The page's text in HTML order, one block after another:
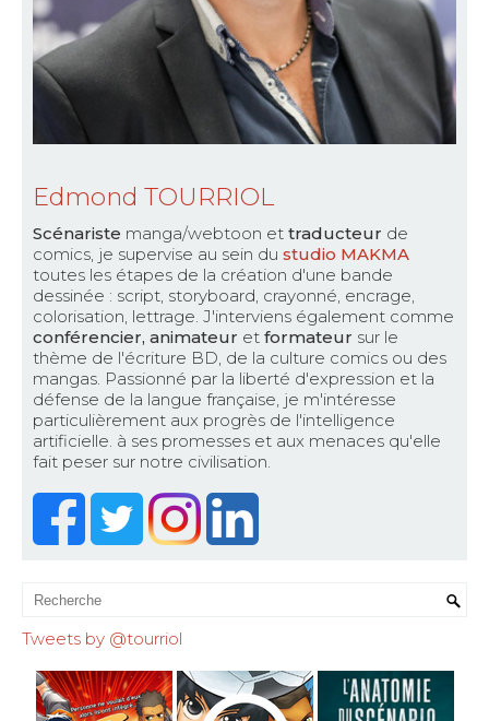
Edmond TOURRIOL
Scénariste manga/webtoon et traducteur de
comics, je supervise au sein du studio MAKMA
toutes les étapes de la création d'une bande
dessinée : script, storyboard, crayonné, encrage,
colorisation, lettrage. J'interviens également comme
conférencier, animateur et formateur sur le
thème de l'écriture BD, de la culture comics ou des
mangas. Passionné par la liberté d'expression et la
défense de la langue française, je m'intéresse
particulièrement aux progrès de l'intelligence
artificielle. à ses promesses et aux menaces qu'elle
fait peser sur notre civilisation.
Tweets by @tourriol